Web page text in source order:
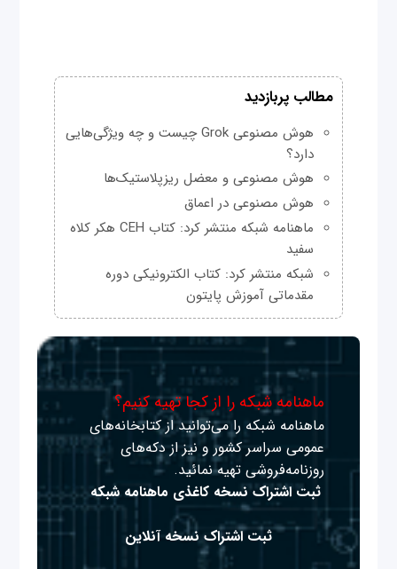
مطالب پربازدید
هوش مصنوعی Grok چیست و چه ویژگی‌هایی
دارد؟
هوش مصنوعی و معضل ریزپلاستیک‌ها
هوش مصنوعی در اعماق
ماهنامه شبکه منتشر کرد: کتاب CEH هکر کلاه
سفید
شبکه منتشر کرد: کتاب الکترونیکی دوره
مقدماتی آموزش پایتون
ماهنامه شبکه را از کجا تهیه کنیم؟
ماهنامه شبکه را می‌توانید از کتابخانه‌های
عمومی سراسر کشور و نیز از دکه‌های
روزنامه‌فروشی تهیه نمائید.
ثبت اشتراک نسخه کاغذی ماهنامه شبکه
ثبت اشتراک نسخه آنلاین